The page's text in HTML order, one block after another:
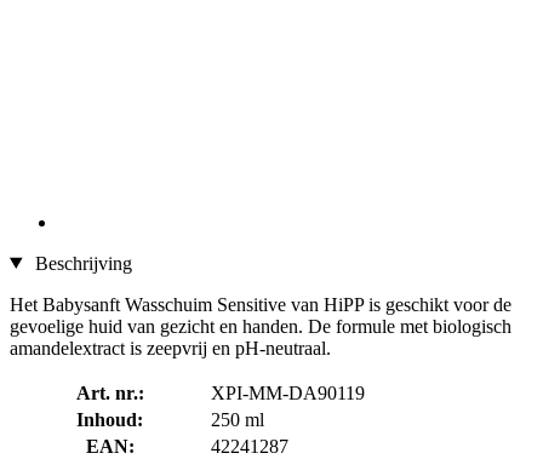
Beschrijving
Het Babysanft Wasschuim Sensitive van HiPP is geschikt voor de
gevoelige huid van gezicht en handen. De formule met biologisch
amandelextract is zeepvrij en pH-neutraal.
Art. nr.:
XPI-MM-DA90119
Inhoud:
250 ml
EAN:
42241287